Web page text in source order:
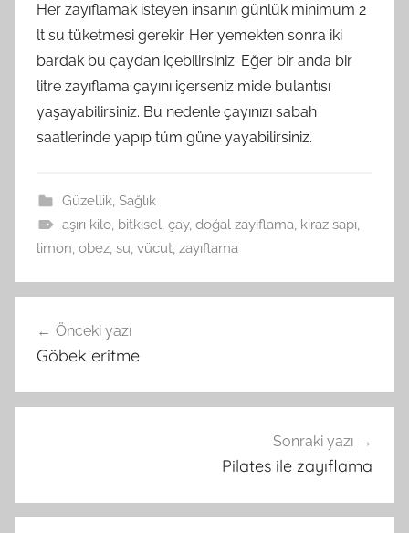
Her zayıflamak isteyen insanın günlük minimum 2
lt su tüketmesi gerekir. Her yemekten sonra iki
bardak bu çaydan içebilirsiniz. Eğer bir anda bir
litre zayıflama çayını içerseniz mide bulantısı
yaşayabilirsiniz. Bu nedenle çayınızı sabah
saatlerinde yapıp tüm güne yayabilirsiniz.
Güzellik, Sağlık
aşırı kilo, bitkisel, çay, doğal zayıflama, kiraz sapı,
limon, obez, su, vücut, zayıflama
gezinmesi
Önceki yazı
Göbek eritme
Sonraki yazı
Pilates ile zayıflama